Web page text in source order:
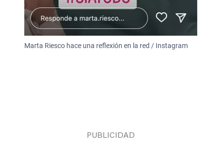
Marta Riesco hace una reflexión en la red / Instagram